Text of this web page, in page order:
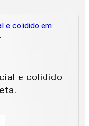
e colidido